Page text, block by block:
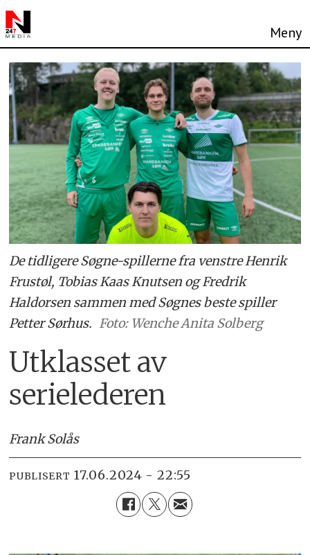
De tidligere Søgne-spillerne fra venstre Henrik
Frustøl, Tobias Kaas Knutsen og Fredrik
Haldorsen sammen med Søgnes beste spiller
Petter Sørhus. Foto: Wenche Anita Solberg
Utklasset av
serielederen
Frank Solås
PUBLISERT 17.06.2024 - 22:55